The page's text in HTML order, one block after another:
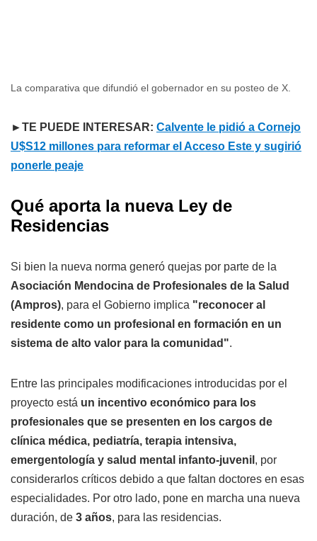
La comparativa que difundió el gobernador en su posteo de X.
►TE PUEDE INTERESAR: Calvente le pidió a Cornejo
U$S12 millones para reformar el Acceso Este y sugirió
ponerle peaje
Qué aporta la nueva Ley de
Residencias
Si bien la nueva norma generó quejas por parte de la
Asociación Mendocina de Profesionales de la Salud
(Ampros), para el Gobierno implica "reconocer al
residente como un profesional en formación en un
sistema de alto valor para la comunidad".
Entre las principales modificaciones introducidas por el
proyecto está un incentivo económico para los
profesionales que se presenten en los cargos de
clínica médica, pediatría, terapia intensiva,
emergentología y salud mental infanto-juvenil , por
considerarlos críticos debido a que faltan doctores en esas
especialidades. Por otro lado, pone en marcha una nueva
duración, de 3 años, para las residencias.